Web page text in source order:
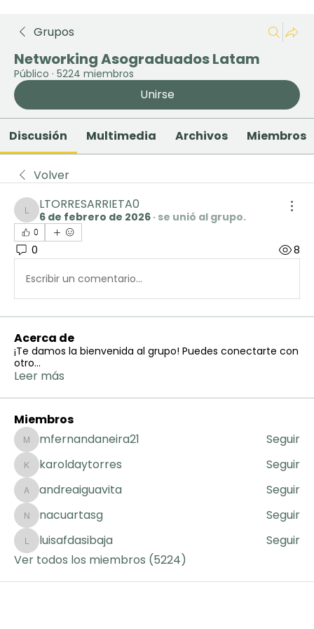
Grupos
Networking Asograduados Latam
Público · 5224 miembros
Unirse
Discusión Multimedia Archivos Miembros
Volver
LTORRESARRIETA0
LTORRESARRIETA0
6 de febrero de 2026 · se unió al grupo.
0
0 8
Escribir un comentario...
Acerca de
¡Te damos la bienvenida al grupo! Puedes conectarte con
otro...
Leer más
Miembros
mfernandaneira21
mfernandaneira21 Seguir
karoldaytorres
karoldaytorres Seguir
andreaiguavita
andreaiguavita Seguir
nacuartasg
nacuartasg Seguir
luisafdasibaja
luisafdasibaja
Seguir
Ver todos los miembros (5224)